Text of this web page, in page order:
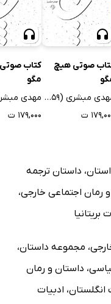
صوتی هیچ
مهدی مبشری (1359)
ت
کتاب
مگو
۱۷۹,۰۰۰ ت
، داستان ترجمه
رمان اجتماعی خارجی،
بریتانیا
، مجموعه داستان،
، داستان و رمان
انگلستان، ادبیات